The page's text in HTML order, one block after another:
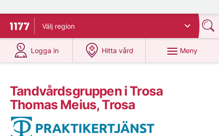
Till startsidan för 1177
Välj region
Logga in
på 1177.se
Hitta vård
på 1177.se
Meny
Tandvårdsgruppen i Trosa
Thomas Meius, Trosa